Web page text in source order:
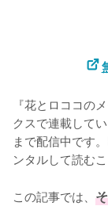
『花とロココの
クスで連載して
まで配信中です
ンタルして読むこ
この記事では、